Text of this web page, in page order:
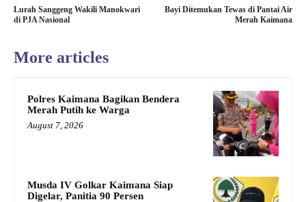
Lurah Sanggeng Wakili Manokwari
di PJA Nasional
Bayi Ditemukan Tewas di Pantai Air
Merah Kaimana
More articles
Polres Kaimana Bagikan Bendera
Merah Putih ke Warga
August 7, 2026
Musda IV Golkar Kaimana Siap
Digelar, Panitia 90 Persen